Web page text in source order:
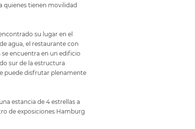
quienes tienen movilidad
su lugar en el
agua, el restaurante con
se encuentra en un edificio
sur de la estructura
puede disfrutar plenamente
estancia de 4 estrellas a
de exposiciones Hamburg